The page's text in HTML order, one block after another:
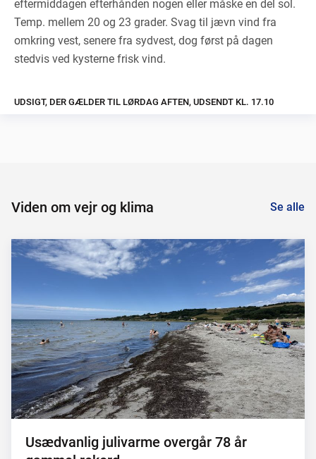
eftermiddagen efterhånden nogen eller måske en del sol.
Temp. mellem 20 og 23 grader. Svag til jævn vind fra
omkring vest, senere fra sydvest, dog først på dagen
stedvis ved kysterne frisk vind.
UDSIGT, DER GÆLDER TIL LØRDAG AFTEN, UDSENDT KL. 17.10
Viden om vejr og klima Se alle
Usædvanlig julivarme overgår 78 år